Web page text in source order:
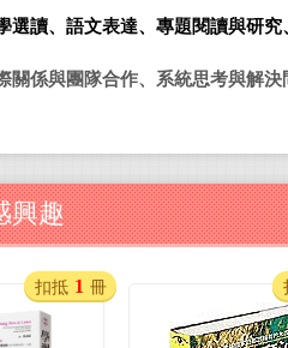
選讀、語文表達、專題閱讀與研究
關係與團隊合作、系統思考與解
興趣
扣抵 1 冊